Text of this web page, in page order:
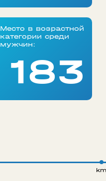
Место в возрастной
категории среди
мужчин:
183
km